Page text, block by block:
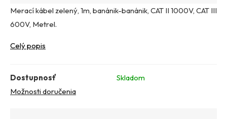
Merací kábel zelený, 1m, banánik-banánik, CAT II 1000V, CAT III
600V, Metrel.
Celý popis
Dostupnosť
Skladom
Možnosti doručenia